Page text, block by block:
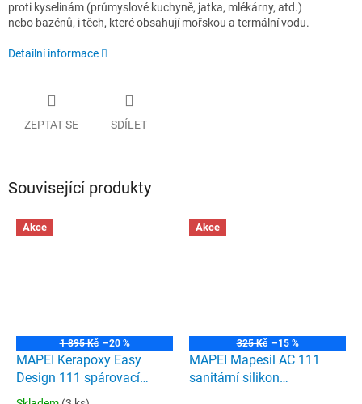
proti kyselinám (průmyslové kuchyně, jatka, mlékárny, atd.)
nebo bazénů, i těch, které obsahují mořskou a termální vodu.
Detailní informace
ZEPTAT SE SDÍLET
Související produkty
Akce
1 895 Kč –20 %
MAPEI Kerapoxy Easy
Design 111 spárovací
hmota stříbrnošedá 3kg
Akce
325 Kč –15 %
MAPEI Mapesil AC 111
sanitární silikon